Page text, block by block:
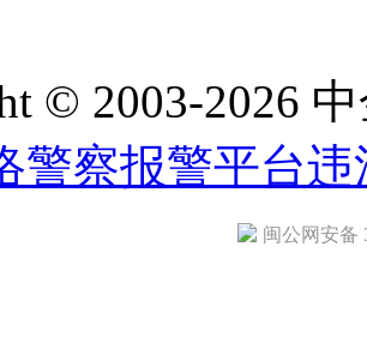
© 2003-2026
警察报警平台违
闽公网安备